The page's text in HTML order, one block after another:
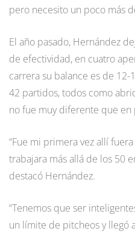
pero necesito un poco más
El año pasado, Hernández
de efectividad, en cuatro
carrera su balance es de
42 partidos, todos como
no fue muy diferente que
“Fue mi primera vez allí
trabajara más allá de los 50
destacó Hernández.
“Tenemos que ser
un límite de pitcheos y llegó